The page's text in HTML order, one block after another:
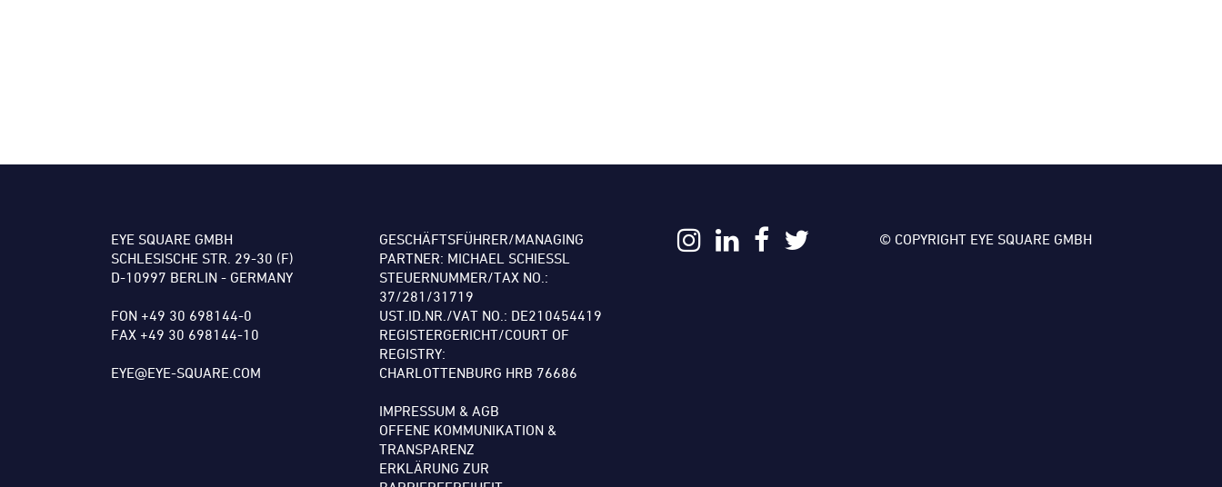
EYE SQUARE GMBH
SCHLESISCHE STR. 29-30 (F)
D-10997 BERLIN - GERMANY
FON +49 30 698144-0
FAX +49 30 698144-10
EYE@EYE-SQUARE.COM
GESCHÄFTSFÜHRER/MANAGING
PARTNER: MICHAEL SCHIESSL
STEUERNUMMER/TAX NO.:
37/281/31719
UST.ID.NR./VAT NO.: DE210454419
REGISTERGERICHT/COURT OF
REGISTRY:
CHARLOTTENBURG HRB 76686
IMPRESSUM & AGB
OFFENE KOMMUNIKATION &
TRANSPARENZ
ERKLÄRUNG ZUR
© COPYRIGHT EYE SQUARE GMBH